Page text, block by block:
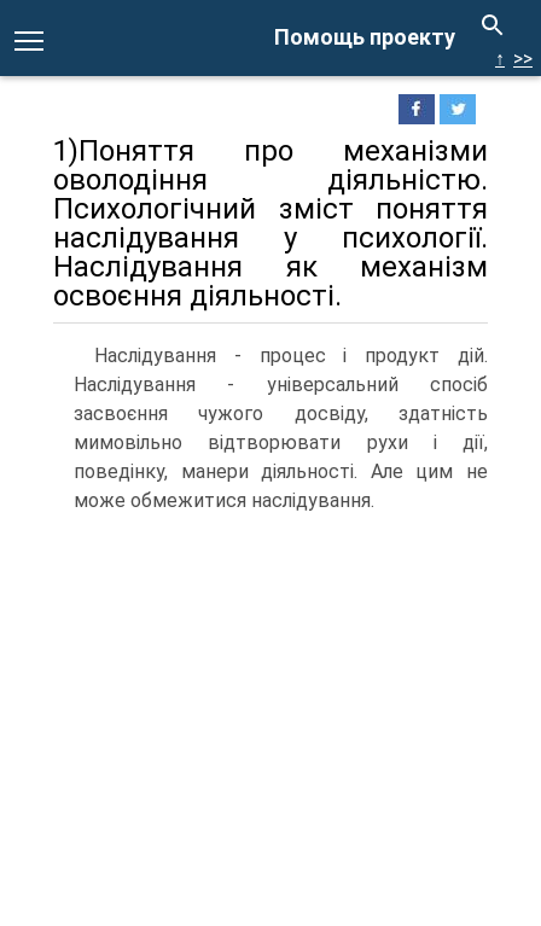
Помощь проекту
↑ >>
1)Поняття про механізми
оволодіння діяльністю.
Психологічний зміст поняття
наслідування у психології.
Наслідування як механізм
освоєння діяльності.
Наслідування - процес і продукт дій.
Наслідування - універсальний спосіб
засвоєння чужого досвіду, здатність
мимовільно відтворювати рухи і дії,
поведінку, манери діяльності. Але цим не
може обмежитися наслідування.